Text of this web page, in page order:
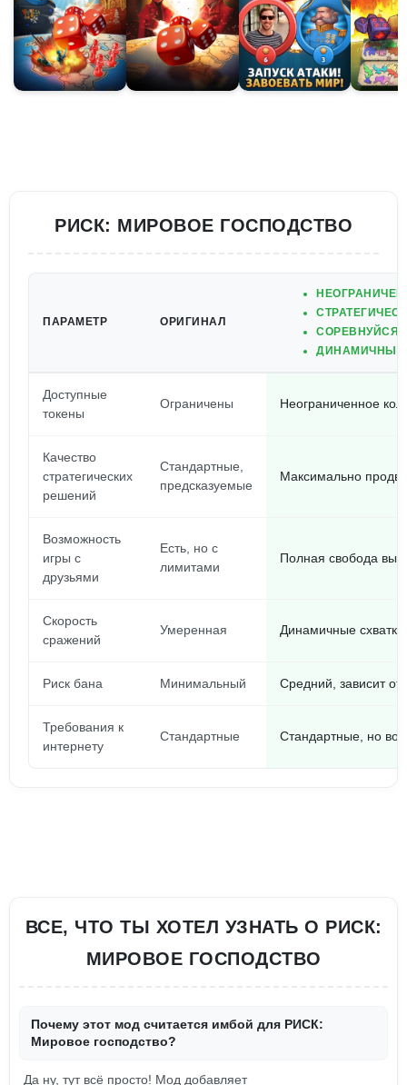
РИСК: МИРОВОЕ ГОСПОДСТВО
ПАРАМЕТР ОРИГИНАЛ
СОРЕВНУЙСЯ
ДИНАМИЧНЫЕ
Доступные
токены
Ограничены Неограниченное
Качество
стратегических
решений
Стандартные,
предсказуемые
Максимально
Возможность
игры с
друзьями
Есть, но с
лимитами
Полная свобода
Скорость
сражений
Умеренная Динамичные
Риск бана Минимальный Средний, зависит от
Требования к
интернету
Стандартные Стандартные, но
ВСЕ, ЧТО ТЫ ХОТЕЛ УЗНАТЬ О РИСК:
МИРОВОЕ ГОСПОДСТВО
Почему этот мод считается имбой для РИСК:
Мировое господство?
Да ну, тут всё просто! Мод добавляет